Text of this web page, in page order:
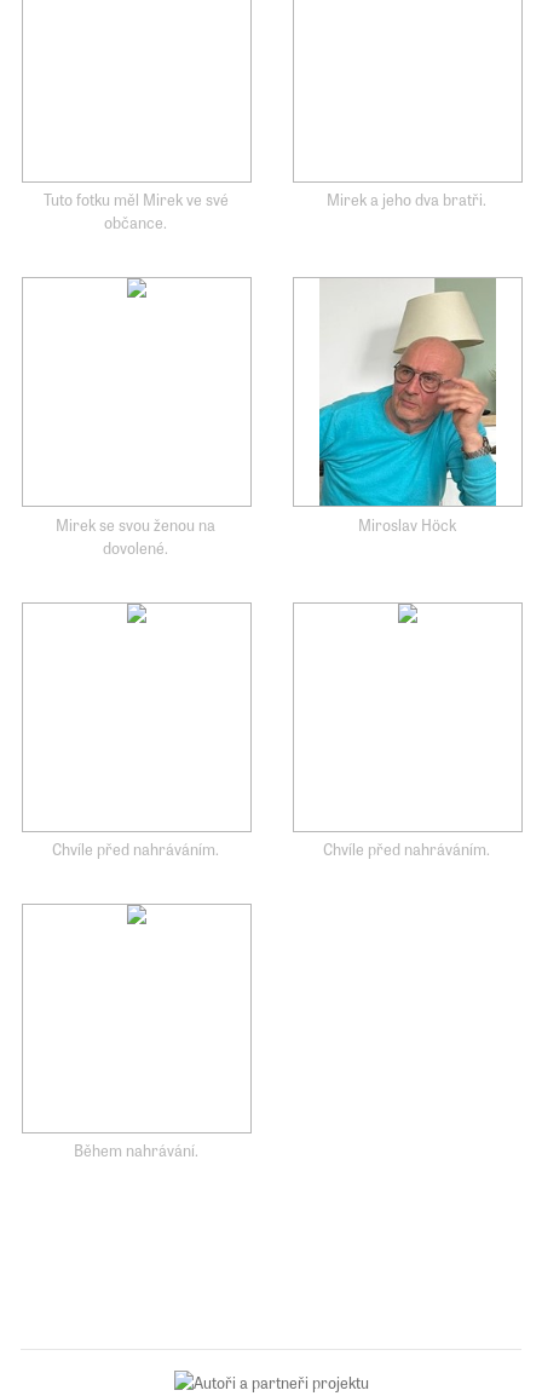
Tuto fotku měl Mirek ve své
občance.
Mirek a jeho dva bratři.
Mirek se svou ženou na
dovolené.
Miroslav Höck
Chvíle před nahráváním. Chvíle před nahráváním.
Během nahrávání.